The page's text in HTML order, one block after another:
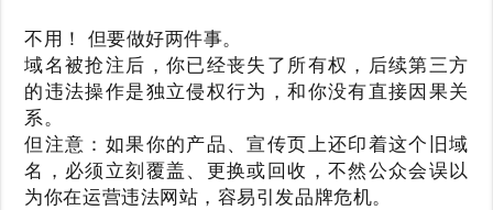
不用！ 但要做好两件事。
域名被抢注后，你已经丧失了所有权，后续第三方
的违法操作是独立侵权行为，和你没有直接因果关
系。
但注意：如果你的产品、宣传页上还印着这个旧域
名，必须立刻覆盖、更换或回收，不然公众会误以
为你在运营违法网站，容易引发品牌危机。